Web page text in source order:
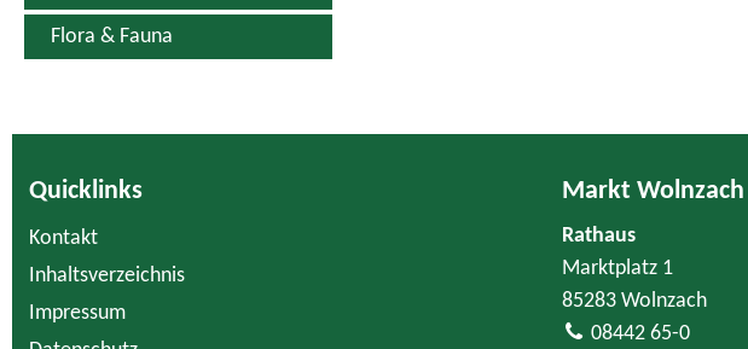
Flora & Fauna
Quicklinks
Kontakt
Inhaltsverzeichnis
Impressum
Markt Wolnzach
Rathaus
Marktplatz 1
85283 Wolnzach
08442 65-0